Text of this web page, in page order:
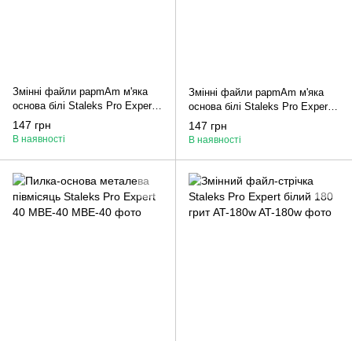
Змінні файли papmAm м'яка
основа білі Staleks Pro Expert
20 150 грит 25 шт DFCE-20-
150/25w
147 грн
В наявності
Змінні файли papmAm м'яка
основа білі Staleks Pro Expert
20 240 грит 25 шт DFCE-20-
240/25w
147 грн
В наявності